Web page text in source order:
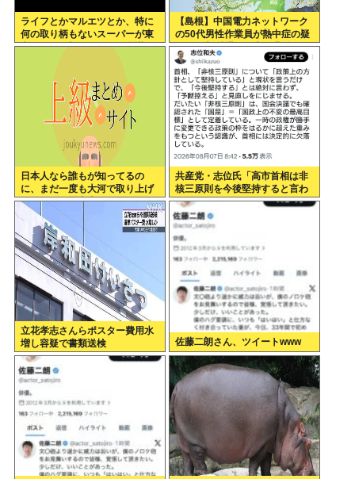
ライフとかマルエツとか、特に
何の取り柄もないスーパーが東
京でデカい顔してるの不思議だ
【島根】中国電力ネットワーク
の50代男性作業員が熱中症の疑
いで死亡 鉄塔の保守作業後に倒
れる 邑南町
日本人なら誰もが知ってるの
に、まだ一度も大河で取り上げ
られてない歴史上の人物
共産党・志位氏「高市首相は非
核三原則を今後堅持すると言わ
ない！」
立花孝志さんらポスター費用水
増し容疑で書類送検
佐藤二朗さん、ツイートwww